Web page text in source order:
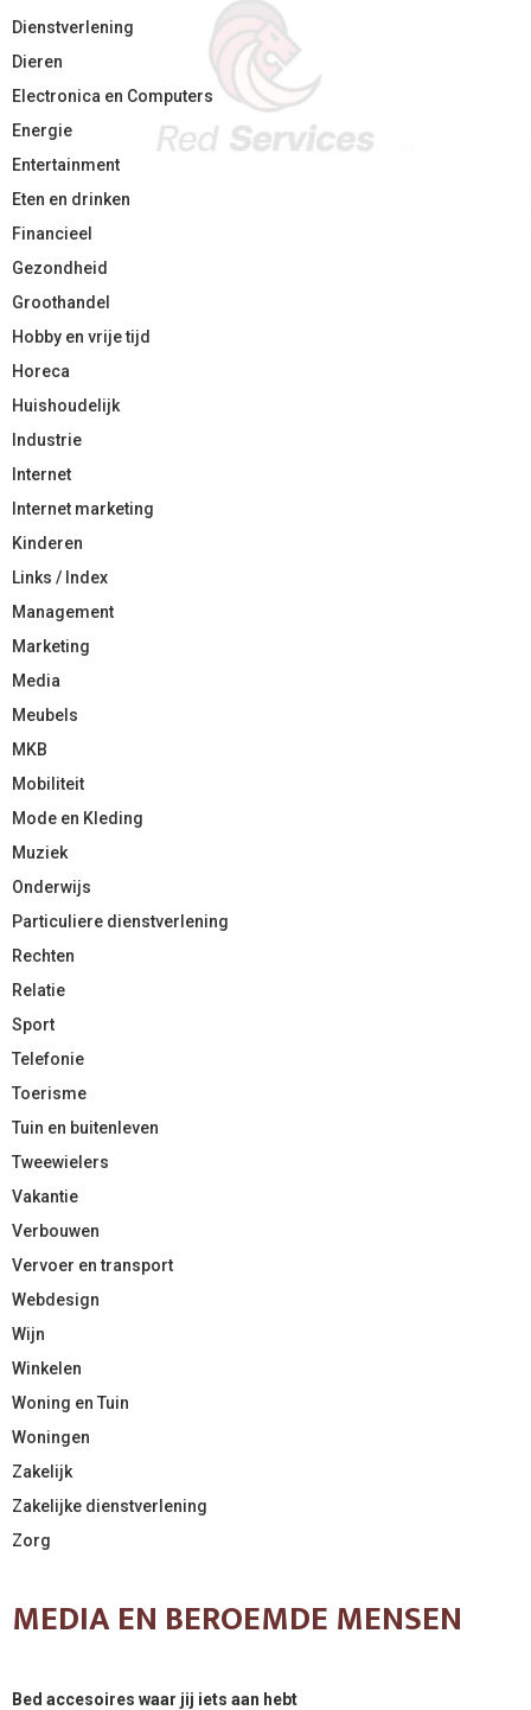
Dienstverlening
Dieren
Electronica en Computers
Energie
Entertainment
Eten en drinken
Financieel
Gezondheid
Groothandel
Hobby en vrije tijd
Horeca
Huishoudelijk
Industrie
Internet
Internet marketing
Kinderen
Links / Index
Management
Marketing
Media
Meubels
MKB
Mobiliteit
Mode en Kleding
Muziek
Onderwijs
Particuliere dienstverlening
Rechten
Relatie
Sport
Telefonie
Toerisme
Tuin en buitenleven
Tweewielers
Vakantie
Verbouwen
Vervoer en transport
Webdesign
Wijn
Winkelen
Woning en Tuin
Woningen
Zakelijk
Zakelijke dienstverlening
Zorg
MEDIA EN BEROEMDE MENSEN
Bed accesoires waar jij iets aan hebt